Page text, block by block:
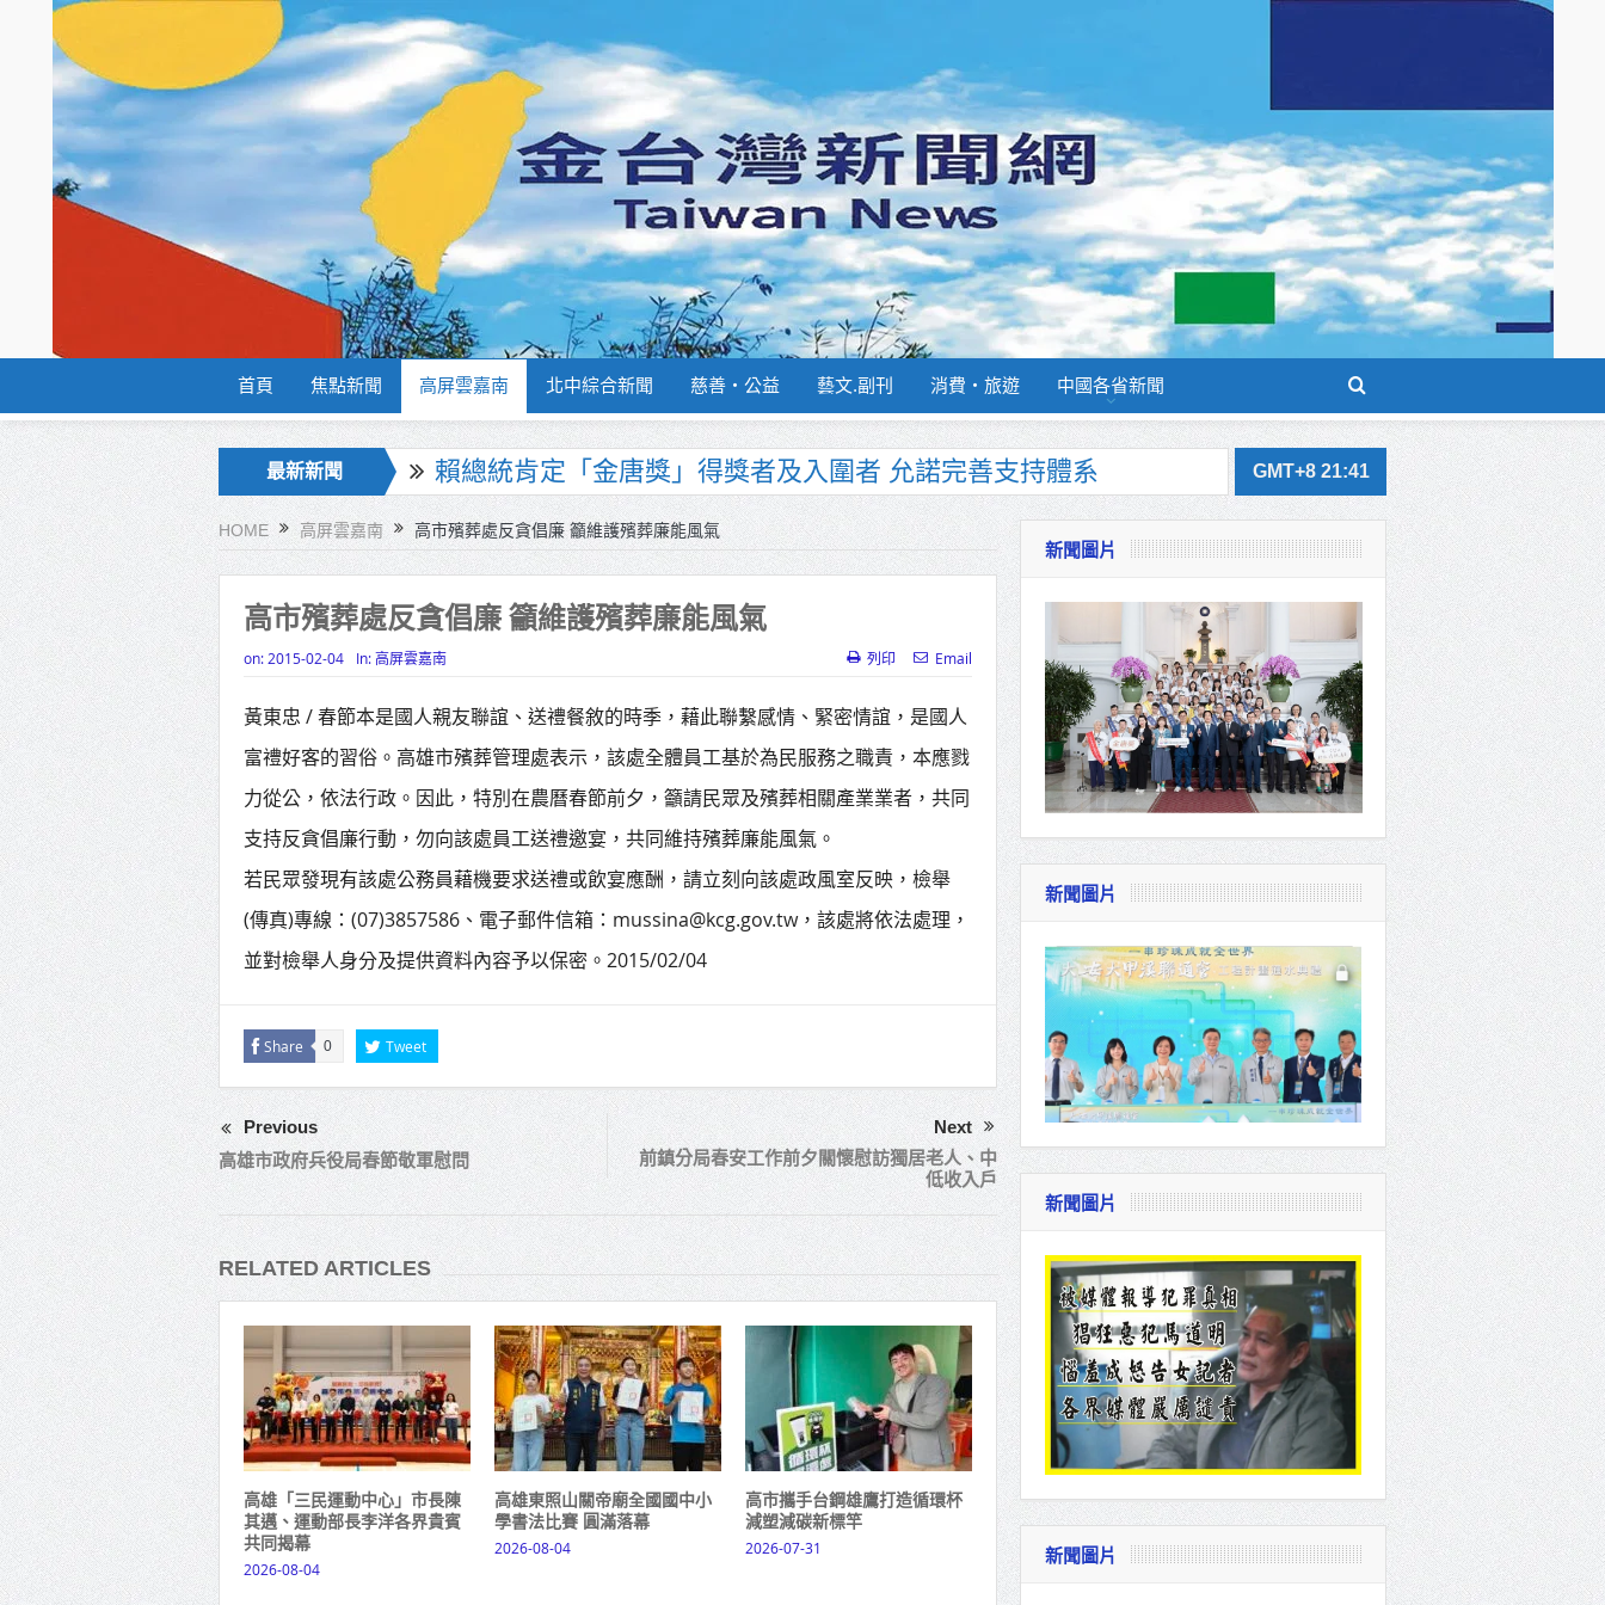
首頁 焦點新聞 高屏雲嘉南 北中綜合新聞 慈善‧公益 藝文.副刊 消費‧旅遊 中國各省新聞
最新新聞
海巡署南部分署主官大換血 蔡順元勉提升巡防戰力
北市鮮奶週報再升級！8月31日補助擴大至國中生
雙北合作里程碑！萬大線動態測試 侯友宜蔣萬安攜手視察
高齡健康產業博覽會8/7盛大登場 新北形象館亮相
打鐵厝北側產業園區產業設施公共動土創造千個就業機會
高雄「三民運動中心」市長陳其邁、運動部長李洋各界貴賓共同
揭幕
高雄東照山關帝廟全國國中小學書法比賽 圓滿落幕
賴清德總統主持將官晉任 期勉精進不對稱戰力
蔣萬安再拋出「倒閣說」 喊推陳其邁組閣
賴總統肯定「金唐獎」得獎者及入圍者 允諾完善支持體系
GMT+8 21:41
HOME 高屏雲嘉南 高市殯葬處反貪倡廉 籲維護殯葬廉能風氣
高市殯葬處反貪倡廉 籲維護殯葬廉能風氣
on: 2015-02-04 In:高屏雲嘉南 列印 Email
黃東忠 / 春節本是國人親友聯誼、送禮餐敘的時季，藉此聯繫感情、緊密情誼，是國人
富禮好客的習俗。高雄市殯葬管理處表示，該處全體員工基於為民服務之職責，本應戮
力從公，依法行政。因此，特別在農曆春節前夕，籲請民眾及殯葬相關產業業者，共同
支持反貪倡廉行動，勿向該處員工送禮邀宴，共同維持殯葬廉能風氣。
若民眾發現有該處公務員藉機要求送禮或飲宴應酬，請立刻向該處政風室反映，檢舉
(傳真)專線：(07)3857586、電子郵件信箱：mussina@kcg.gov.tw，該處將依法處理，
並對檢舉人身分及提供資料內容予以保密。2015/02/04
Share 0 Tweet
Previous
高雄市政府兵役局春節敬軍慰問
Next
前鎮分局春安工作前夕關懷慰訪獨居老人、中
低收入戶
RELATED ARTICLES
高雄「三民運動中心」市長陳
其邁、運動部長李洋各界貴賓
共同揭幕
2026-08-04
高雄東照山關帝廟全國國中小
學書法比賽 圓滿落幕
2026-08-04
高市攜手台鋼雄鷹打造循環杯
減塑減碳新標竿
2026-07-31
新聞圖片
新聞圖片
新聞圖片
新聞圖片